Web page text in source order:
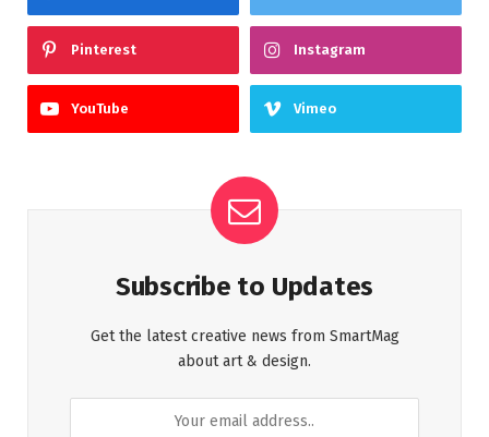
Pinterest Instagram
YouTube Vimeo
Subscribe to Updates
Get the latest creative news from SmartMag
about art & design.